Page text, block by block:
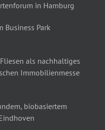
in Hamburg
Business Park
als nachhaltiges
Immobilienmesse
biobasiertem